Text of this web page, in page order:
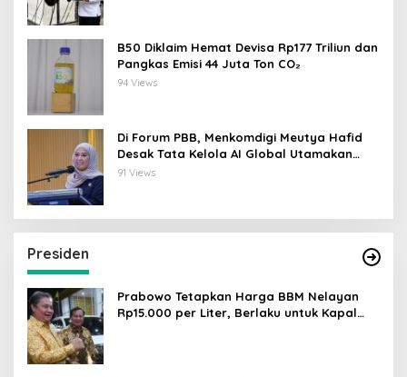
B50 Diklaim Hemat Devisa Rp177 Triliun dan
Pangkas Emisi 44 Juta Ton CO₂
94 Views
Di Forum PBB, Menkomdigi Meutya Hafid
Desak Tata Kelola AI Global Utamakan
Perlindungan Anak
91 Views
Presiden
Prabowo Tetapkan Harga BBM Nelayan
Rp15.000 per Liter, Berlaku untuk Kapal